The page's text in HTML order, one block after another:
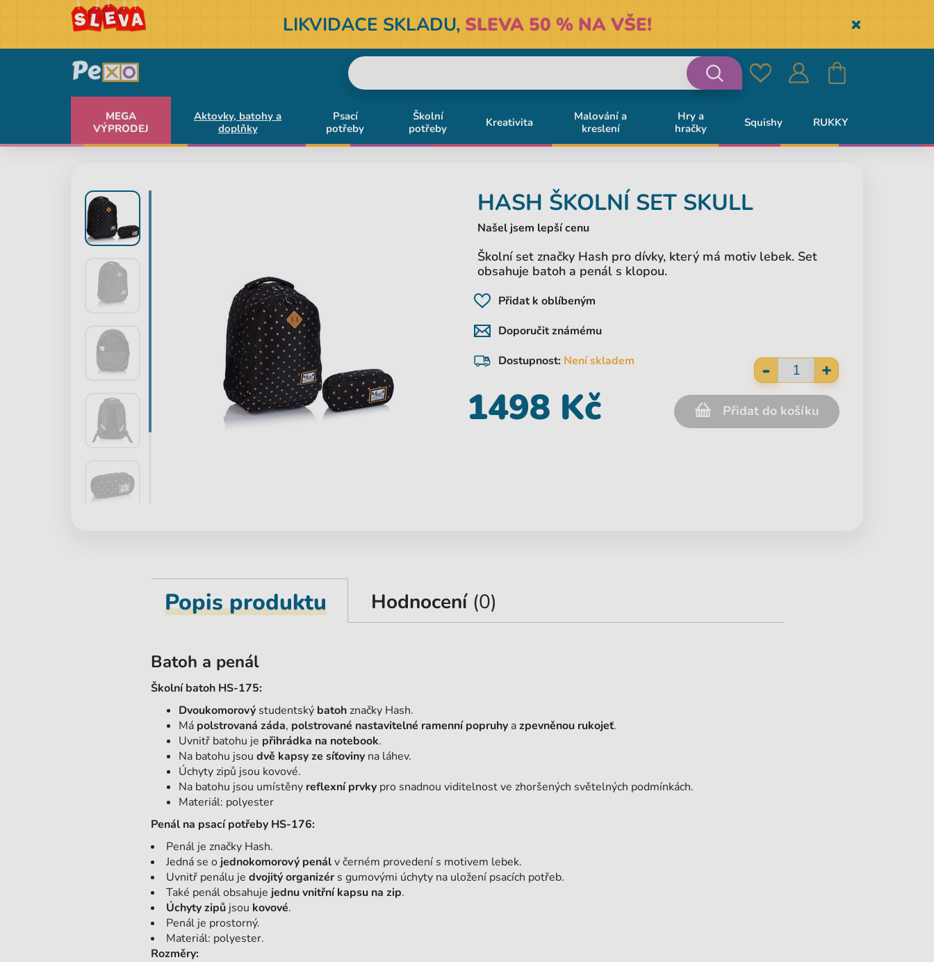
LIKVIDACE SKLADU, SLEVA 50 % NA VŠE! Skryť
OblíbenéPřihlásit Košík
MEGA
VÝPRODEJ
Aktovky, batohy a
doplňky
Psací
potřeby
Školní
potřeby
Kreativita
Malování a
kreslení
Hry a
hračky
Squishy RUKKY
HASH ŠKOLNÍ SET SKULL
Našel jsem lepší cenu
Školní set značky Hash pro dívky, který má motiv lebek. Set
obsahuje batoh a penál s klopou.
Přidat k oblíbeným
Doporučit známému
Dostupnost: Není skladem - +
1498 Kč Přidat do košíku
Popis produktu Hodnocení (0)
Batoh a penál
Školní batoh HS-175:
Dvoukomorový studentský batoh značky Hash.
Má polstrovaná záda, polstrované nastavitelné ramenní popruhy azpevněnou rukojeť.
Uvnitř batohu je přihrádka na notebook.
Na batohu jsou dvě kapsy ze síťoviny na láhev.
Úchyty zipů jsou kovové.
Na batohu jsou umístěny reflexní prvky pro snadnou viditelnost ve zhoršených světelných podmínkách.
Materiál: polyester
Penál na psací potřeby HS-176:
Penál je značky Hash.
Jedná se o jednokomorový penálv černém provedení s motivem lebek.
Uvnitř penálu je dvojitý organizér s gumovými úchyty na uložení psacích potřeb.
Také penál obsahuje jednu vnitřní kapsu na zip.
Úchyty zipů jsou kovové.
Penál je prostorný.
Materiál: polyester.
Rozměry: